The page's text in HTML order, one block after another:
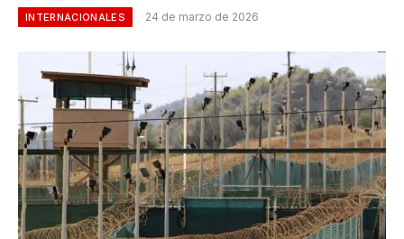
INTERNACIONALES 24 de marzo de 2026